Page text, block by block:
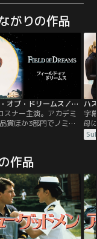
がりの作品
フィールド・オブ・ドリームス／字幕【ケビン・コスナー主演】
スナー主演。アカデミ
賞ほか3部門でノミネ
ーリーグの選手だった
球の話を聞かされて育
場で不思議な声を聞
作れば彼はやってく
、野球場をつくるこ
た彼は畑の一部を潰
作ることを決意する。
ハ
字
母
ス
め
ペ
い
大
り
作品